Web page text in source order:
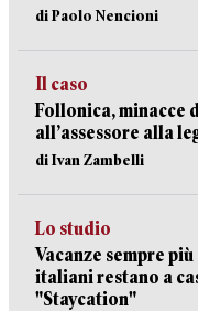
di Paolo Nencioni
Il caso
Follonica, minacce
all’assessore alla
di Ivan Zambelli
Lo studio
Vacanze sempre
italiani restano a
"Staycation"